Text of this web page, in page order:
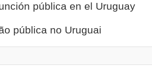
pública en el Uruguay
pública no Uruguai